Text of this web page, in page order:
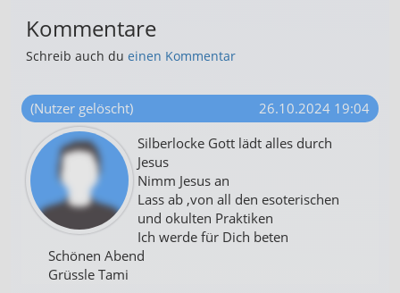
Kommentare
Schreib auch du einen Kommentar
(Nutzer gelöscht)
26.10.2024 19:04
Silberlocke Gott lädt alles durch
Jesus
Nimm Jesus an
Lass ab ,von all den esoterischen
und okulten Praktiken
Ich werde für Dich beten
Schönen Abend
Grüssle Tami